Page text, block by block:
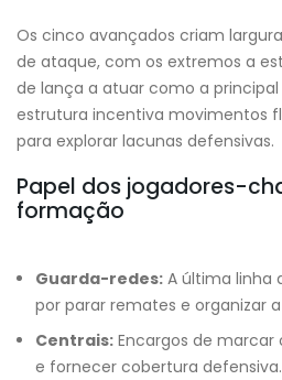
Os cinco avançados criam
de ataque, com os extremos a
de lança a atuar como a
estrutura incentiva movimentos
para explorar lacunas defensivas.
Papel dos jogadores-
formação
Guarda-redes: A última linha
por parar remates e organizar
Centrais: Encargos de marcar
e fornecer cobertura defensiva.